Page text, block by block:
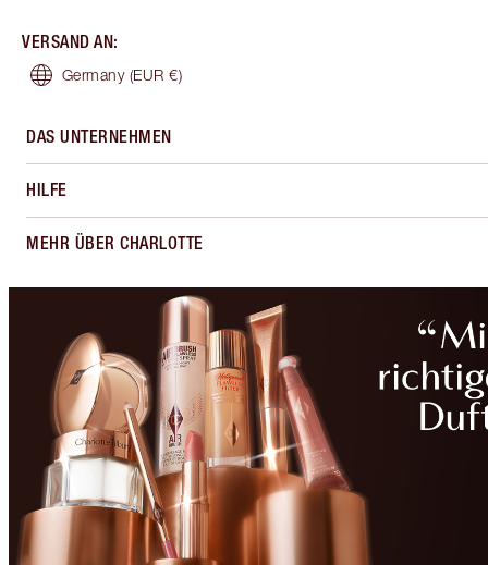
VERSAND AN:
Germany (EUR €)
DAS UNTERNEHMEN
HILFE
MEHR ÜBER CHARLOTTE